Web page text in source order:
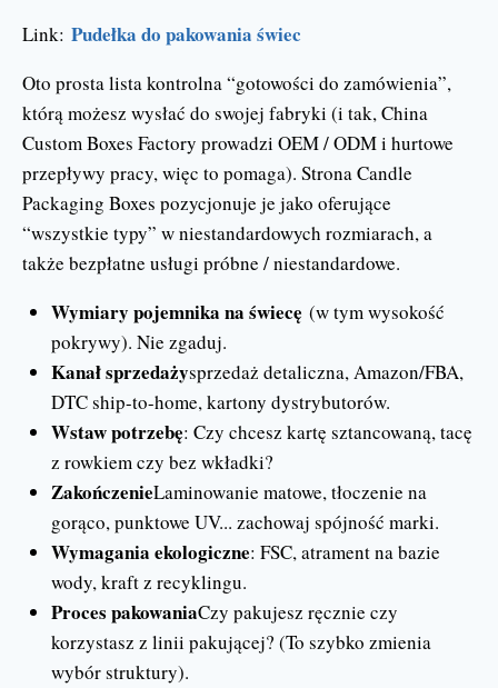
Link: Pudełka do pakowania świec
Oto prosta lista kontrolna “gotowości do zamówienia”,
którą możesz wysłać do swojej fabryki (i tak, China
Custom Boxes Factory prowadzi OEM / ODM i hurtowe
przepływy pracy, więc to pomaga). Strona Candle
Packaging Boxes pozycjonuje je jako oferujące
“wszystkie typy” w niestandardowych rozmiarach, a
także bezpłatne usługi próbne / niestandardowe.
Wymiary pojemnika na świecę (w tym wysokość
pokrywy). Nie zgaduj.
Kanał sprzedażysprzedaż detaliczna, Amazon/FBA,
DTC ship-to-home, kartony dystrybutorów.
Wstaw potrzebę: Czy chcesz kartę sztancowaną, tacę
z rowkiem czy bez wkładki?
ZakończenieLaminowanie matowe, tłoczenie na
gorąco, punktowe UV... zachowaj spójność marki.
Wymagania ekologiczne: FSC, atrament na bazie
wody, kraft z recyklingu.
Proces pakowaniaCzy pakujesz ręcznie czy
korzystasz z linii pakującej? (To szybko zmienia
wybór struktury).